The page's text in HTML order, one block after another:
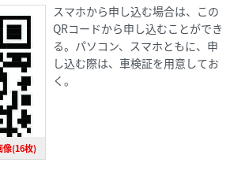
像(16枚)
スマホから申し込む場合は、この
QRコードから申し込むことができ
る。パソコン、スマホともに、申
し込む際は、車検証を用意してお
く。